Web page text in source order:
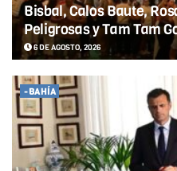
Bisbal, Calos Baute,
Peligrosas y Tam Tam
6 DE AGOSTO, 2026
-BAHÍA